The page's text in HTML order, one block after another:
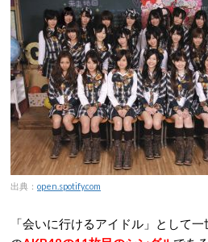
出典： open.spotify.com
「会いに行けるアイドル」として